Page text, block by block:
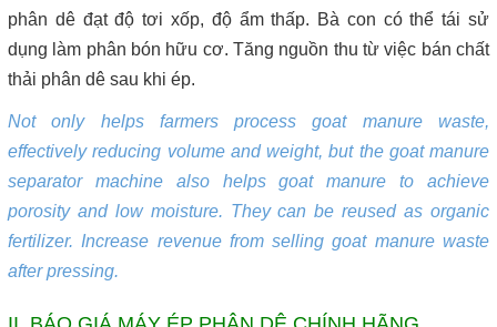
phân dê đạt độ tơi xốp, độ ẩm thấp. Bà con có thể tái sử
dụng làm phân bón hữu cơ. Tăng nguồn thu từ việc bán chất
thải phân dê sau khi ép.
Not only helps farmers process goat manure waste,
effectively reducing volume and weight, but the goat manure
separator machine also helps goat manure to achieve
porosity and low moisture. They can be reused as organic
fertilizer. Increase revenue from selling goat manure waste
after pressing.